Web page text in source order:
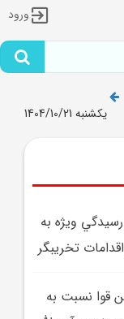
ورود
یکشنبه 1404/10/21
ويژه به
تخريبگر
قوا نسبت به